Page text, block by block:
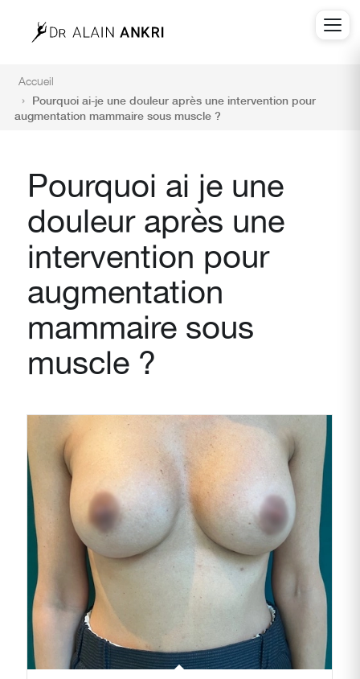
Accueil
Pourquoi ai-je une douleur après une intervention pour
augmentation mammaire sous muscle ?
Pourquoi ai je une
douleur après une
intervention pour
augmentation
mammaire sous
muscle ?